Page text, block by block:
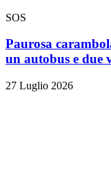
SOS
Paurosa
un autobus e due
27 Luglio 2026